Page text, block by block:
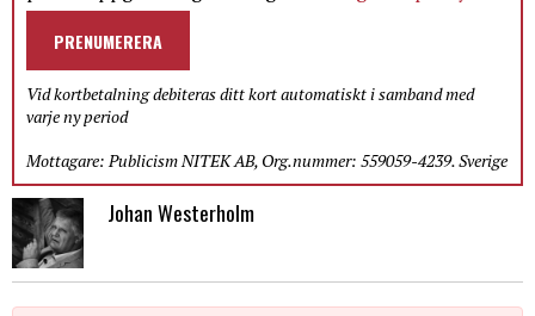
PRENUMERERA
Vid kortbetalning debiteras ditt kort automatiskt i samband med
varje ny period
Mottagare: Publicism NITEK AB, Org.nummer: 559059-4239. Sverige
Johan Westerholm